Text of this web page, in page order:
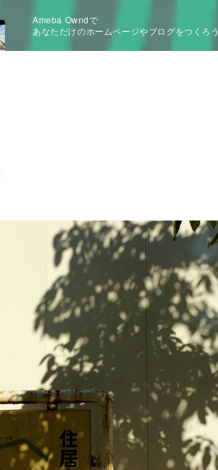
Ameba Owndで
あなただけのホームページやブログをつくろう